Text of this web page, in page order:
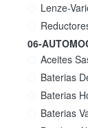
Lenze-
06-
Aceites
Baterias
Baterias
Baterias